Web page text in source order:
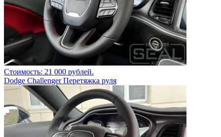
Стоимость: 21 000 рублей.
Dodge Challenger Перетяжка руля